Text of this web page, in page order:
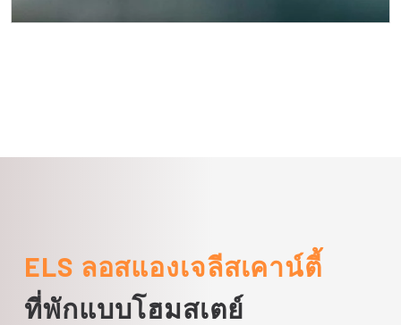
มีชื่อเสียงในเรื่องสภาพการเล่นเซิร์ฟ
ทั้งผู้ที่รักชายหาดและผู้ที่ชื่นชอบการ
ELS ลอสแองเจลีสเคาน์ตี้
ที่พักแบบโฮมสเตย์